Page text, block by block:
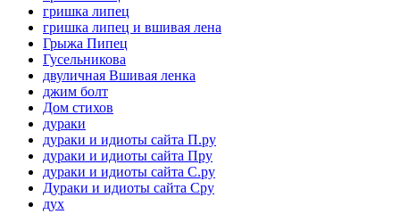
гришка липец
гришка липец и вшивая лена
Грыжа Пипец
Гусельникова
двуличная Вшивая ленка
джим болт
Дом стихов
дураки
дураки и идиоты сайта П.ру
дураки и идиоты сайта Пру
дураки и идиоты сайта С.ру
Дураки и идиоты сайта Сру
дух